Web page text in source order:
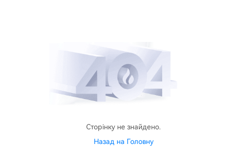
Сторінку не знайдено.
Назад на Головну